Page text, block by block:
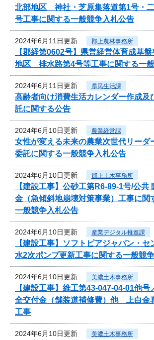
北部地区 神社・芝原集落道第1号・
号工事に関する一般競争入札公告
2024年6月11日更新 郡上農林事務所
【郡経第0602号】県営経営体育成基
地区 排水路第4号等工事に関する一
2024年6月11日更新 県民生活課
高齢者向け消費生活カレンダー作成及
託に関する公告
2024年6月10日更新 農業経営課
女性が変える未来の農業次世代リーダ
委託に関する一般競争入札公告
2024年6月10日更新 郡上土木事務所
【建設工事】公砂工第R6-89-1号/公共
金（急傾斜地崩壊対策事業）工事に関
一般競争入札公告
2024年6月10日更新 産業デジタル推進課
【建設工事】ソフトピアジャパン・セ
水2次ポンプ更新工事に関する一般競
2024年6月10日更新 美濃土木事務所
【建設工事】維工第43-047-04-01他号
全交付金（舗装道補修費）他 上白金
工事
2024年6月10日更新 美濃土木事務所